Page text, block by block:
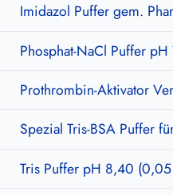
Imidazol Puffer gem.
Phosphat-NaCl Puffer pH
Prothrombin-Aktivator
Spezial Tris-BSA Puffer
Tris Puffer pH 8,40